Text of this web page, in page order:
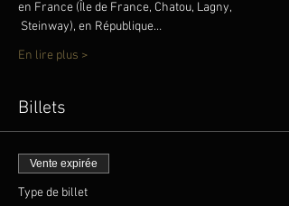
en France (Île de France, Chatou, Lagny,
Steinway), en République…
En lire plus >
Billets
Vente expirée
Type de billet